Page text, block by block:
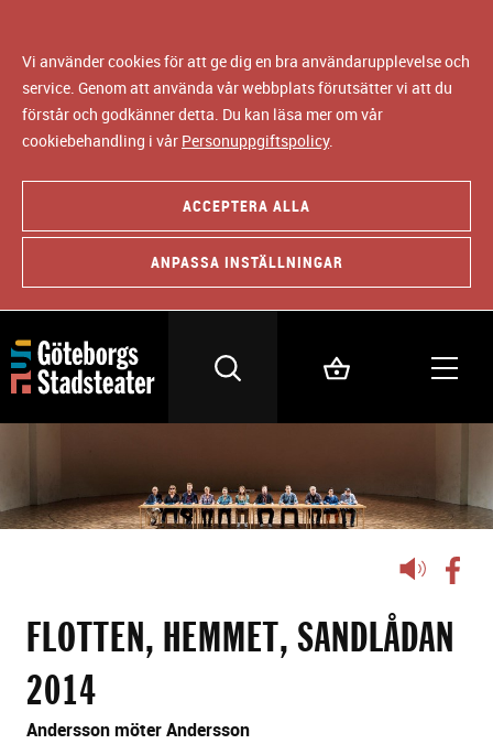
Vi använder cookies för att ge dig en bra användarupplevelse och
service. Genom att använda vår webbplats förutsätter vi att du
förstår och godkänner detta. Du kan läsa mer om vår
cookiebehandling i vår Personuppgiftspolicy.
ACCEPTERA ALLA
ANPASSA INSTÄLLNINGAR
Lyssna
sidans
text
FLOTTEN, HEMMET, SANDLÅDAN
2014
Andersson möter Andersson